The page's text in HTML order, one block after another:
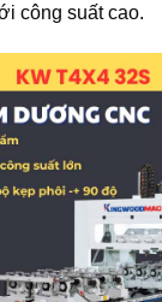
công suất cao.